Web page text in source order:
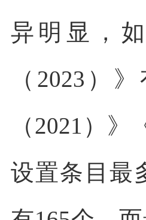
异明显，
（2023）
（2021）
设置条目最